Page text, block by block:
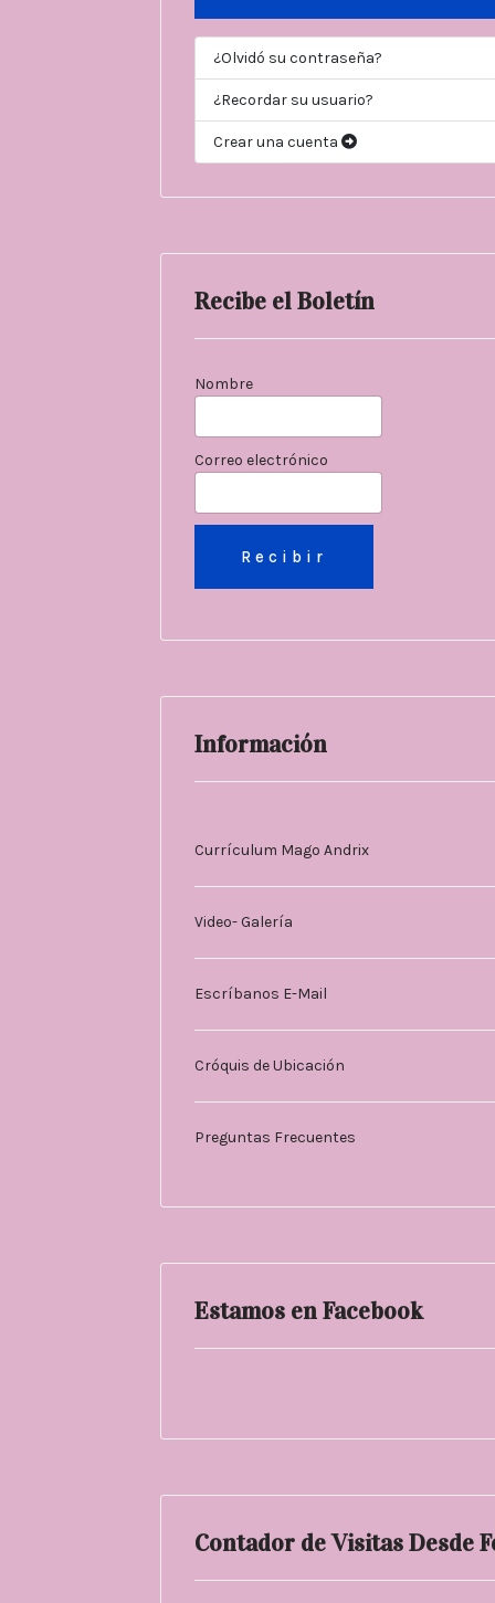
¿Olvidó su contraseña?
¿Recordar su usuario?
Crear una cuenta
Recibe el Boletín
Nombre
Correo electrónico
Información
Currículum Mago Andrix
Video- Galería
Escríbanos E-Mail
Cróquis de Ubicación
Preguntas Frecuentes
Estamos en Facebook
Contador de Visitas Desde